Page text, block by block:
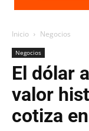
Inicio Negocios
Negocios
El dólar
valor
cotiza